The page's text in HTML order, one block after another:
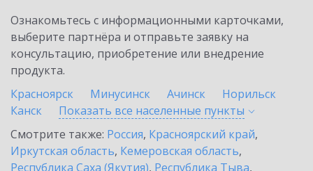
Ознакомьтесь с информационными карточками,
выберите партнёра и отправьте заявку на
консультацию, приобретение или внедрение
продукта.
Красноярск
Минусинск Ачинск
Норильск
Канск
Показать все населенные пункты
Смотрите также: Россия, Красноярский край,
Иркутская область, Кемеровская область,
Республика Саха (Якутия), Республика Тыва,